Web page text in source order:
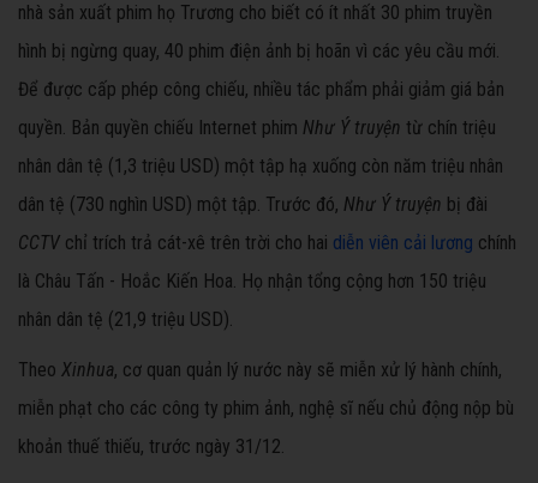
nhà sản xuất phim họ Trương cho biết có ít nhất 30 phim truyền
hình bị ngừng quay, 40 phim điện ảnh bị hoãn vì các yêu cầu mới.
Để được cấp phép công chiếu, nhiều tác phẩm phải giảm giá bản
quyền. Bản quyền chiếu Internet phim Như Ý truyện từ chín triệu
nhân dân tệ (1,3 triệu USD) một tập hạ xuống còn năm triệu nhân
dân tệ (730 nghìn USD) một tập. Trước đó, Như Ý truyện bị đài
CCTV chỉ trích trả cát-xê trên trời cho hai diễn viên cải lương chính
là Châu Tấn - Hoắc Kiến Hoa. Họ nhận tổng cộng hơn 150 triệu
nhân dân tệ (21,9 triệu USD).
Theo Xinhua, cơ quan quản lý nước này sẽ miễn xử lý hành chính,
miễn phạt cho các công ty phim ảnh, nghệ sĩ nếu chủ động nộp bù
khoản thuế thiếu, trước ngày 31/12.